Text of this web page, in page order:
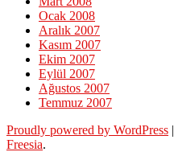
Ocak 2008
Aralık 2007
Kasım 2007
Ekim 2007
Eylül 2007
Ağustos 2007
Temmuz 2007
Proudly powered by WordPress |
Freesia.